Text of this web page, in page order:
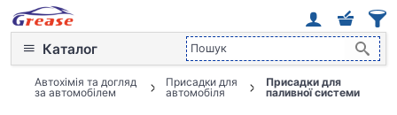
Каталог
Автохімія та догляд
за автомобілем
Присадки для
автомобіля
Присадки для
паливної системи